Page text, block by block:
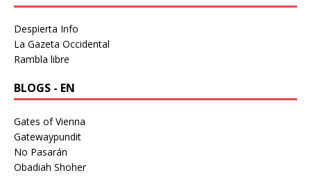
Despierta Info
La Gazeta Occidental
Rambla libre
BLOGS - EN
Gates of Vienna
Gatewaypundit
No Pasarán
Obadiah Shoher